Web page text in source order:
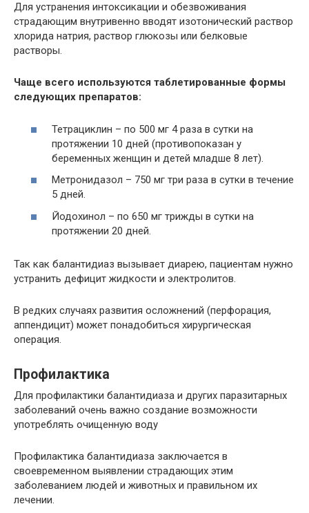
Для устранения интоксикации и обезвоживания
страдающим внутривенно вводят изотонический раствор
хлорида натрия, раствор глюкозы или белковые
растворы.
Чаще всего используются таблетированные формы
следующих препаратов:
Тетрациклин – по 500 мг 4 раза в сутки на
протяжении 10 дней (противопоказан у
беременных женщин и детей младше 8 лет).
Метронидазол – 750 мг три раза в сутки в течение
5 дней.
Йодохинол – по 650 мг трижды в сутки на
протяжении 20 дней.
Так как балантидиаз вызывает диарею, пациентам нужно
устранить дефицит жидкости и электролитов.
В редких случаях развития осложнений (перфорация,
аппендицит) может понадобиться хирургическая
операция.
Профилактика
Для профилактики балантидиаза и других паразитарных
заболеваний очень важно создание возможности
употреблять очищенную воду
Профилактика балантидиаза заключается в
своевременном выявлении страдающих этим
заболеванием людей и животных и правильном их
лечении.